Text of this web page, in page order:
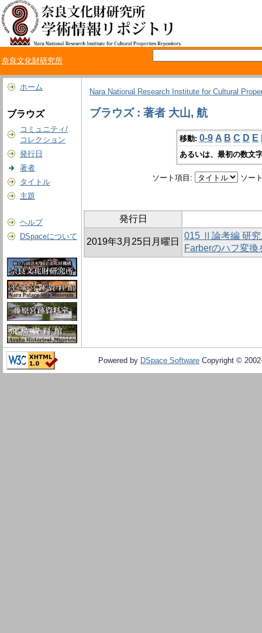
奈良文化財研究所
ホーム
ブラウズ
コミュニティ/
コレクション
発行日
著者
タイトル
主題
ヘルプ
DSpaceについて
Nara National Research Institute for Cultural
ブラウズ : 著者 大山, 航
移動: 0-9 A B C D E
あるいは、最初の数文
ソート項目: ソー
発行日
2019年3月25日月曜日
015 Ⅱ論考編 研
Farberのハフ変
Powered by DSpace Software Copyright ©